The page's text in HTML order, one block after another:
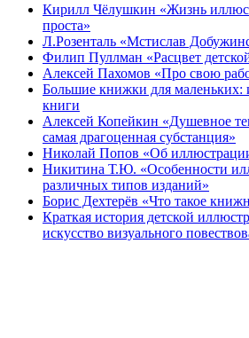
Кирилл Чёлушкин «Жизнь
проста»
Л.Розенталь «Мстислав
Филип Пуллман «Расцвет
Алексей Пахомов «Про свою
Большие книжки для маленьких:
книги
Алексей Копейкин «Душевное
самая драгоценная субстанция»
Николай Попов «Об
Никитина Т.Ю. «Особенности
различных типов изданий»
Борис Дехтерёв «Что такое
Краткая история детской
искусство визуального